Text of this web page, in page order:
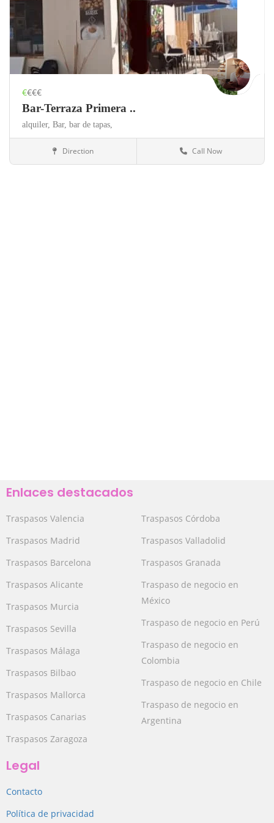
€€€€
Bar-Terraza Primera ..
alquiler, Bar, bar de tapas,
Bares Direction Call Now
Enlaces destacados
Traspasos Valencia
Traspasos Madrid
Traspasos Barcelona
Traspasos Alicante
Traspasos Murcia
Traspasos Sevilla
Traspasos Málaga
Traspasos Bilbao
Traspasos Mallorca
Traspasos Canarias
Traspasos Zaragoza
Traspasos Córdoba
Traspasos Valladolid
Traspasos Granada
Traspaso de negocio en
México
Traspaso de negocio en Perú
Traspaso de negocio en
Colombia
Traspaso de negocio en Chile
Traspaso de negocio en
Argentina
Legal
Contacto
Política de privacidad